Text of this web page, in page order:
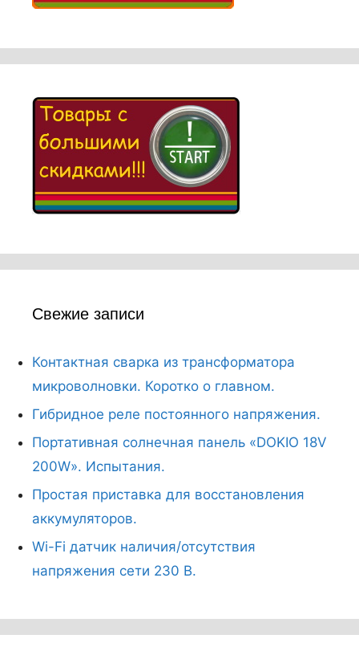
Свежие записи
Контактная сварка из трансформатора
микроволновки. Коротко о главном.
Гибридное реле постоянного напряжения.
Портативная солнечная панель «DOKIO 18V
200W». Испытания.
Простая приставка для восстановления
аккумуляторов.
Wi-Fi датчик наличия/отсутствия
напряжения сети 230 В.